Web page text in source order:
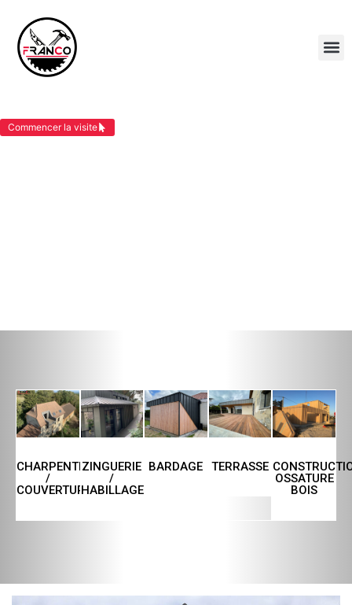
Commencer la visite
CHARPENTE
/
COUVERTURE
ZINGUERIE
/
HABILLAGE
BARDAGE TERRASSE
OSSATURE
BOIS